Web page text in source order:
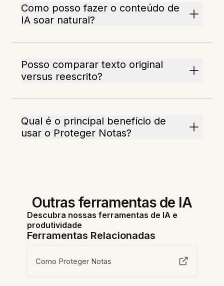
Como posso fazer o conteúdo de
IA soar natural?
Posso comparar texto original
versus reescrito?
Qual é o principal benefício de
usar o Proteger Notas?
Outras ferramentas de IA
Descubra nossas ferramentas de IA e
produtividade
Ferramentas Relacionadas
Como Proteger Notas